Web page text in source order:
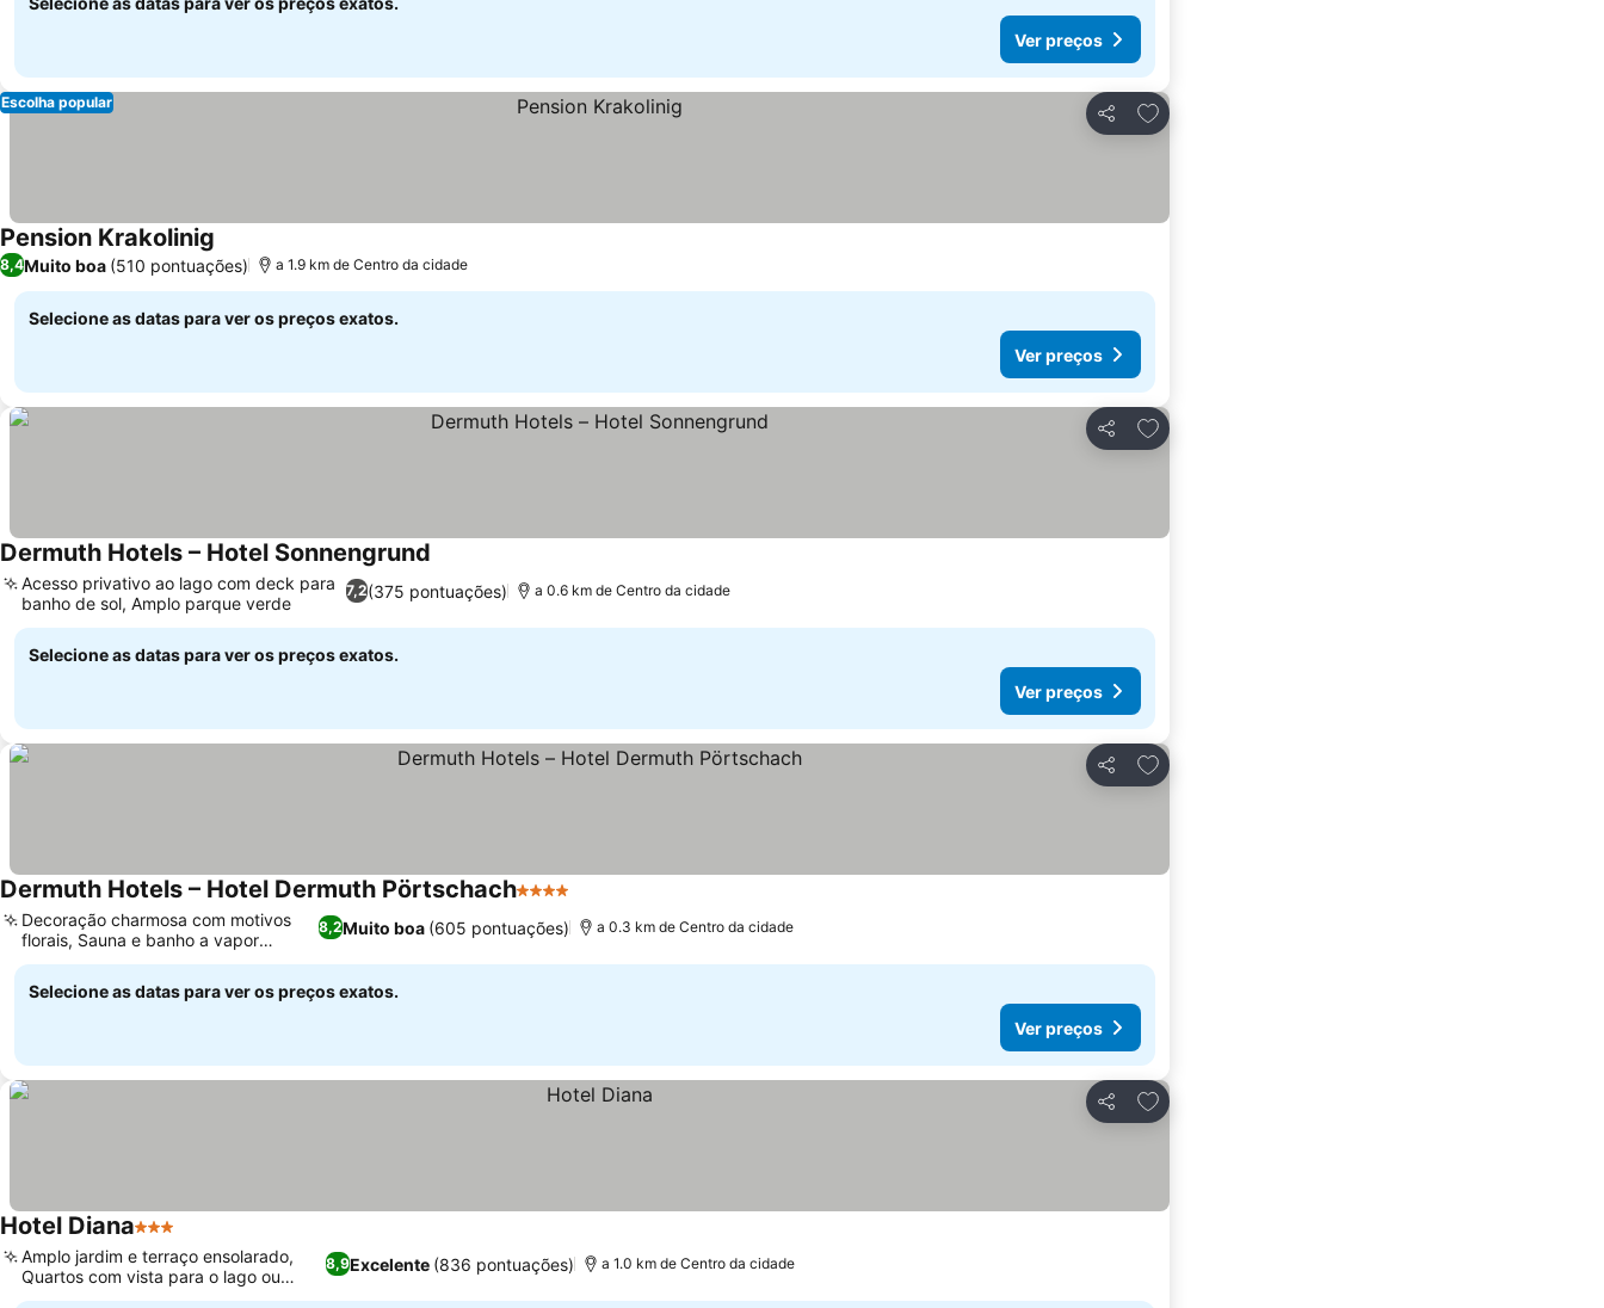
Ver preços
Partilhar
Adicionar aos favoritos
Escolha popular
Pension Krakolinig
8,4Muito boa (510 pontuações) a 1.9 km de Centro da cidade
Selecione as datas para ver os preços exatos.
Ver preços
Partilhar
Adicionar aos favoritos
Dermuth Hotels – Hotel Sonnengrund
7,2(375 pontuações)
Acesso privativo ao lago com deck para
banho de sol, Amplo parque verde
a 0.6 km de Centro da cidade
Selecione as datas para ver os preços exatos.
Ver preços
Partilhar
Adicionar aos favoritos
Dermuth Hotels – Hotel Dermuth Pörtschach4 Estrelas
8,2Muito boa (605 pontuações)
Decoração charmosa com motivos
florais, Sauna e banho a vapor
relaxantes
a 0.3 km de Centro da cidade
Selecione as datas para ver os preços exatos.
Ver preços
Partilhar
Adicionar aos favoritos
Hotel Diana3 Estrelas
8,9Excelente (836 pontuações)
Amplo jardim e terraço ensolarado,
Quartos com vista para o lago ou
montanha
a 1.0 km de Centro da cidade